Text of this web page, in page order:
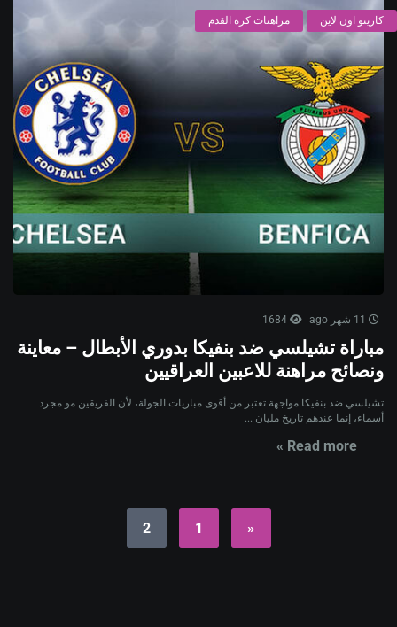
كازينو اون لاين مراهنات كرة القدم
مباراة تشيلسي ضد بنفيكا بدوري الأبطال – معاينة
ونصائح مراهنة للاعبين العراقيين
تشيلسي ضد بنفيكا مواجهة تعتبر من أقوى مباريات الجولة، لأن الفريقين مو مجرد
أسماء، إنما عندهم تاريخ مليان ...
Read more »
«
1
2